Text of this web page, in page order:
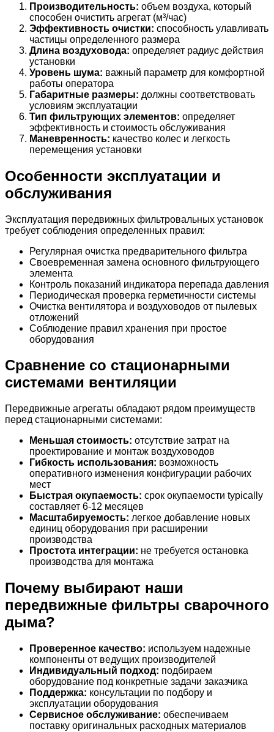
Производительность: объем воздуха, который
способен очистить агрегат (м³/час)
Эффективность очистки: способность улавливать
частицы определенного размера
Длина воздуховода: определяет радиус действия
установки
Уровень шума: важный параметр для комфортной
работы оператора
Габаритные размеры: должны соответствовать
условиям эксплуатации
Тип фильтрующих элементов: определяет
эффективность и стоимость обслуживания
Маневренность: качество колес и легкость
перемещения установки
Особенности эксплуатации и
обслуживания
Эксплуатация передвижных фильтровальных установок
требует соблюдения определенных правил:
Регулярная очистка предварительного фильтра
Своевременная замена основного фильтрующего
элемента
Контроль показаний индикатора перепада давления
Периодическая проверка герметичности системы
Очистка вентилятора и воздуховодов от пылевых
отложений
Соблюдение правил хранения при простое
оборудования
Сравнение со стационарными
системами вентиляции
Передвижные агрегаты обладают рядом преимуществ
перед стационарными системами:
Меньшая стоимость: отсутствие затрат на
проектирование и монтаж воздуховодов
Гибкость использования: возможность
оперативного изменения конфигурации рабочих
мест
Быстрая окупаемость: срок окупаемости typically
составляет 6-12 месяцев
Масштабируемость: легкое добавление новых
единиц оборудования при расширении
производства
Простота интеграции: не требуется остановка
производства для монтажа
Почему выбирают наши
передвижные фильтры сварочного
дыма?
Проверенное качество: используем надежные
компоненты от ведущих производителей
Индивидуальный подход: подбираем
оборудование под конкретные задачи заказчика
Поддержка: консультации по подбору и
эксплуатации оборудования
Сервисное обслуживание: обеспечиваем
поставку оригинальных расходных материалов